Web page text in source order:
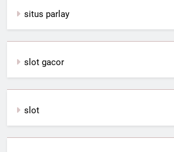
situs parlay
slot gacor
slot